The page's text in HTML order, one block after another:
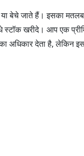
बेचे जाते हैं। इसका
स्टॉक खरीदे। आप एक
अधिकार देता है, लेकिन